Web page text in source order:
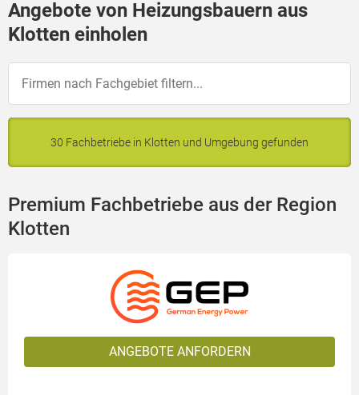
Angebote von Heizungsbauern aus
Klotten einholen
30 Fachbetriebe in Klotten und Umgebung gefunden
Premium Fachbetriebe aus der Region
Klotten
ANGEBOTE ANFORDERN